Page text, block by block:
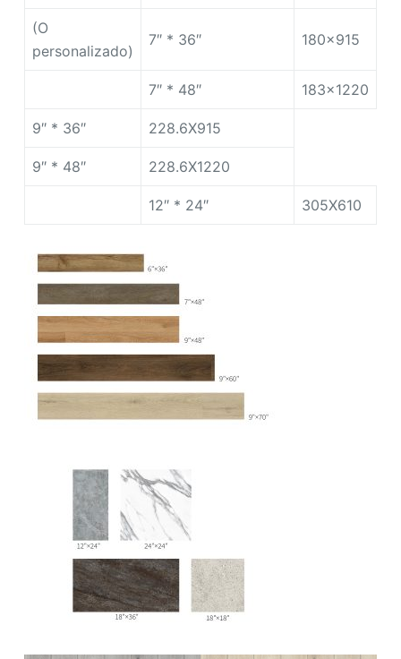
(O
personalizado)
7″ * 36″ 180×915
7″ * 48″ 183×1220
9″ * 36″ 228.6X915
9″ * 48″ 228.6X1220
12″ * 24″ 305X610